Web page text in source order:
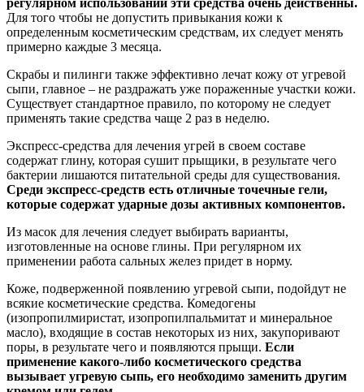
регулярном использовании эти средства очень действенны.
Для того чтобы не допустить привыкания кожи к
определенным косметическим средствам, их следует менять
примерно каждые 3 месяца.
Скрабы и пилинги также эффективно лечат кожу от угревой
сыпи, главное – не раздражать уже пораженные участки кожи.
Существует стандартное правило, по которому не следует
применять такие средства чаще 2 раз в неделю.
Экспресс-средства для лечения угрей в своем составе
содержат глину, которая сушит прыщики, в результате чего
бактерии лишаются питательной среды для существования.
Среди экспресс-средств есть отличные точечные гели,
которые содержат ударные дозы активных компонентов.
Из масок для лечения следует выбирать варианты,
изготовленные на основе глины. При регулярном их
применении работа сальных желез придет в норму.
Коже, подверженной появлению угревой сыпи, подойдут не
всякие косметические средства. Комедогены
(изопропилмиристат, изопропилпальмитат и минеральное
масло), входящие в состав некоторых из них, закупоривают
поры, в результате чего и появляются прыщи. Если
применение какого-либо косметического средства
вызывает угревую сыпь, его необходимо заменить другим